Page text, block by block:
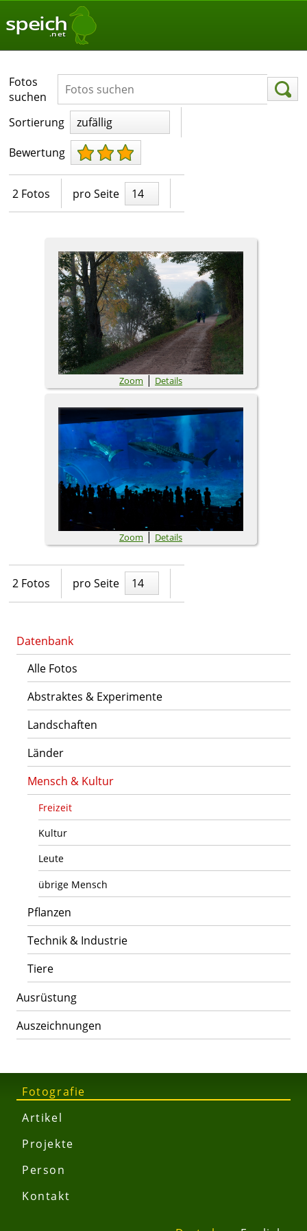
speich
.net
Fotografie
Artikel
Projekte
Person
Kontakt
Datenbank
Alle Fotos
Abstraktes & Experimente
Landschaften
Länder
Mensch & Kultur
Freizeit
Kultur
Leute
übrige Mensch
Pflanzen
Technik & Industrie
Tiere
Ausrüstung
Auszeichnungen
Fotos
suchen
Sortierung
zufällig
Bewertung
2 Fotos pro Seite 14
Zoom | Details
Zoom | Details
2 Fotos pro Seite 14